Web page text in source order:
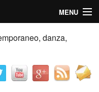
MENU
danza,